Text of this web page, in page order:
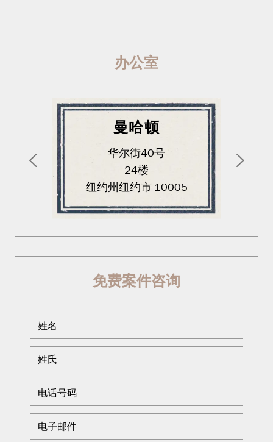
办公室
曼哈顿
华尔街40号
24楼
纽约州纽约市 10005
免费案件咨询